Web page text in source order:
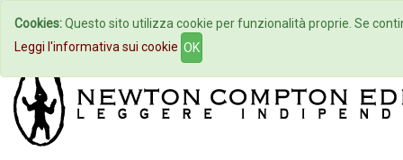
Home Autori Eventi
Cookies:Questo sito utilizza cookie per funzionalità proprie. Se
Leggi l'informativa sui cookie OK